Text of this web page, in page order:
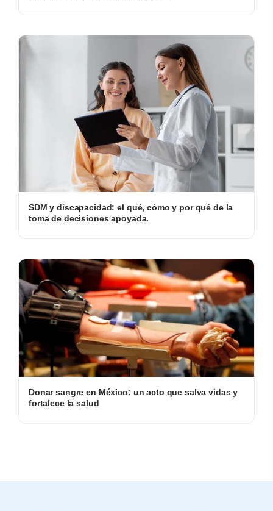
SDM y discapacidad: el qué, cómo y por qué de la
toma de decisiones apoyada.
Donar sangre en México: un acto que salva vidas y
fortalece la salud